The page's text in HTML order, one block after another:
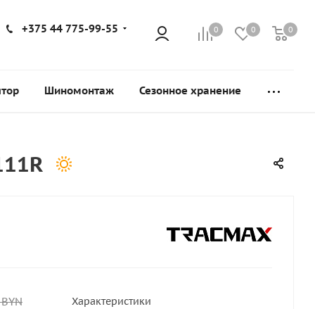
0 0 0
+375 44 775-99-55
Шиномонтаж Сезонное хранение
Характеристики